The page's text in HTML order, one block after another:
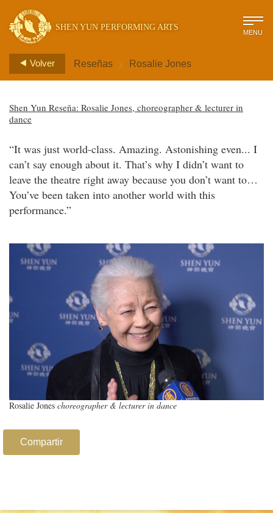
SHEN YUN PERFORMING ARTS MENU
Volver Reseñas > Rosalie Jones
Shen Yun Reseña: Rosalie Jones, choreographer & lecturer in
dance
“It was just world-class. Amazing. Astonishing even... I
can’t say enough about it. That’s why I didn’t want to
leave the theatre right away because you don’t want to…
You’ve been taken into another world with this
performance.”
Rosalie Jones choreographer & lecturer in dance
Compartir